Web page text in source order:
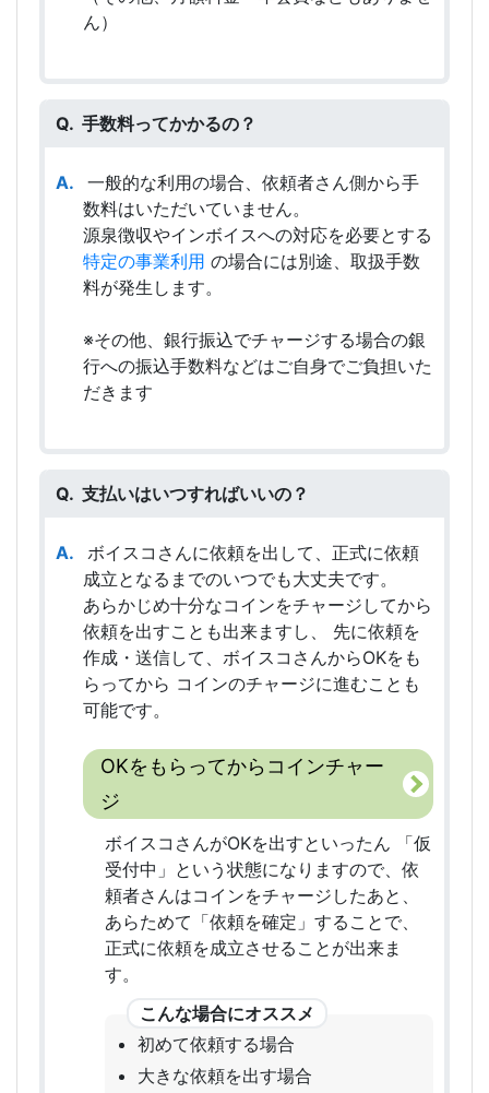
ん）
手数料ってかかるの？
一般的な利用の場合、依頼者さん側から手
数料はいただいていません。
源泉徴収やインボイスへの対応を必要とする
特定の事業利用 の場合には別途、取扱手数
料が発生します。
※その他、銀行振込でチャージする場合の銀
行への振込手数料などはご自身でご負担いた
だきます
支払いはいつすればいいの？
ボイスコさんに依頼を出して、正式に依頼
成立となるまでのいつでも大丈夫です。
あらかじめ十分なコインをチャージしてから
依頼を出すことも出来ますし、 先に依頼を
作成・送信して、ボイスコさんからOKをも
らってから コインのチャージに進むことも
可能です。
OKをもらってからコインチャー
ジ
ボイスコさんがOKを出すといったん 「仮
受付中」という状態になりますので、依
頼者さんはコインをチャージしたあと、
あらためて「依頼を確定」することで、
正式に依頼を成立させることが出来ま
す。
初めて依頼する場合
大きな依頼を出す場合